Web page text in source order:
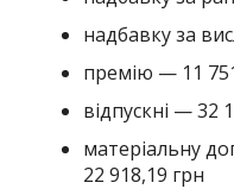
надбавку за
премію — 11
відпускні — 32
матеріальну
22 918,19 грн